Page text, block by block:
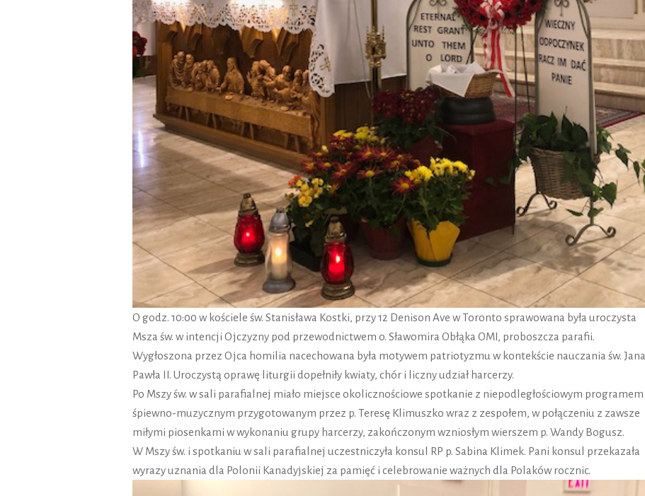
O godz. 10:00 w kościele św. Stanisława Kostki, przy 12 Denison Ave w Toronto sprawowana była uroczysta
Msza św. w intencji Ojczyzny pod przewodnictwem o. Sławomira Obłąka OMI, proboszcza parafii.
Wygłoszona przez Ojca homilia nacechowana była motywem patriotyzmu w kontekście nauczania św. Jana
Pawła II. Uroczystą oprawę liturgii dopełniły kwiaty, chór i liczny udział harcerzy.
Po Mszy św. w sali parafialnej miało miejsce okolicznościowe spotkanie z niepodległościowym programem
śpiewno-muzycznym przygotowanym przez p. Teresę Klimuszko wraz z zespołem, w połączeniu z zawsze
miłymi piosenkami w wykonaniu grupy harcerzy, zakończonym wzniosłym wierszem p. Wandy Bogusz.
W Mszy św. i spotkaniu w sali parafialnej uczestniczyła konsul RP p. Sabina Klimek. Pani konsul przekazała
wyrazy uznania dla Polonii Kanadyjskiej za pamięć i celebrowanie ważnych dla Polaków rocznic.